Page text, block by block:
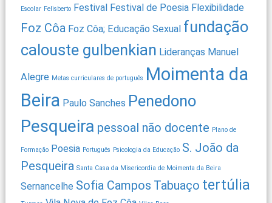
Escolar Felisberto Festival Festival de Poesia Flexibilidade
Foz Côa Foz Côa; Educação Sexual fundação
calouste gulbenkian Lideranças Manuel
Alegre Metas curriculares de português Moimenta da
Beira Paulo Sanches Penedono
Pesqueira pessoal não docente Plano de
Formação Poesia Português Psicologia da Educação S. João da
Pesqueira Santa Casa da Misericordia de Moimenta da Beira
Sernancelhe Sofia Campos Tabuaço tertúlia